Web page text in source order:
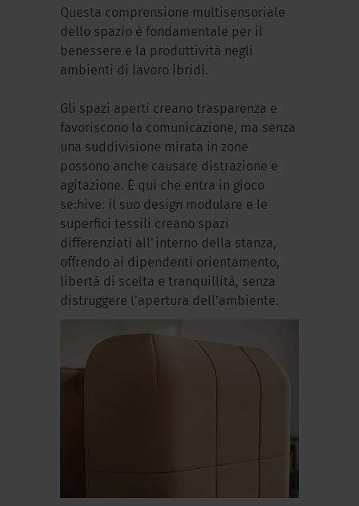
Questa comprensione multisensoriale
dello spazio è fondamentale per il
benessere e la produttività negli
ambienti di lavoro ibridi.
Gli spazi aperti creano trasparenza e
favoriscono la comunicazione, ma senza
una suddivisione mirata in zone
possono anche causare distrazione e
agitazione. È qui che entra in gioco
se:hive: il suo design modulare e le
superfici tessili creano spazi
differenziati all’interno della stanza,
offrendo ai dipendenti orientamento,
libertà di scelta e tranquillità, senza
distruggere l’apertura dell’ambiente.